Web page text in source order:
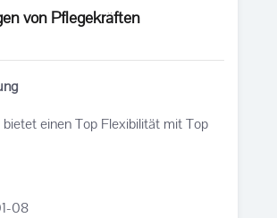
von Pflegekräften
einen Top Flexibilität mit Top
08